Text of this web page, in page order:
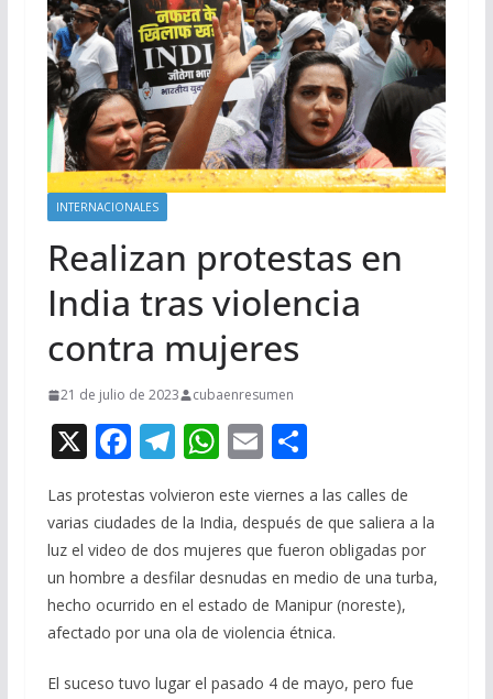
INTERNACIONALES
Realizan protestas en
India tras violencia
contra mujeres
21 de julio de 2023 cubaenresumen
X F
e
b
o
o
k
T
e
gr
a
m
W
at
s
A
p
p
E
ai
l
C
o
m
p
ar
ti
r
Las protestas volvieron este viernes a las calles de
varias ciudades de la India, después de que saliera a la
luz el video de dos mujeres que fueron obligadas por
un hombre a desfilar desnudas en medio de una turba,
hecho ocurrido en el estado de Manipur (noreste),
afectado por una ola de violencia étnica.
El suceso tuvo lugar el pasado 4 de mayo, pero fue